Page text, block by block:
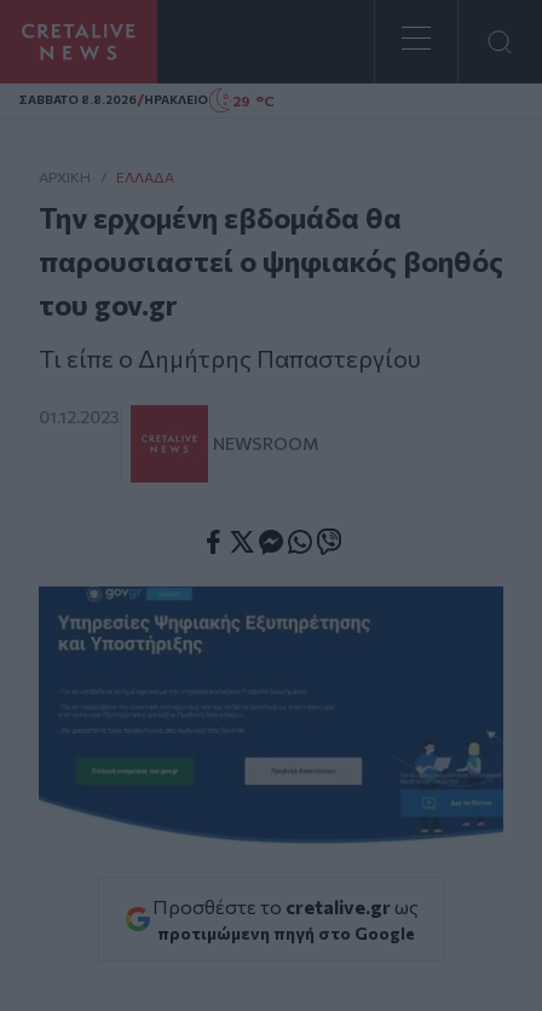
Homepage
ΣAΒΒΑΤΟ 8.8.2026/ΗΡΑΚΛΕΙΟ 29 °C
ΑΡΧΙΚΗ / ΕΛΛΆΔΑ
Την ερχομένη εβδομάδα θα
παρουσιαστεί ο ψηφιακός βοηθός
του gov.gr
Τι είπε ο Δημήτρης Παπαστεργίου
01.12.2023
NEWSROOM
Προσθέστε το cretalive.gr ως
προτιμώμενη πηγή στο Google